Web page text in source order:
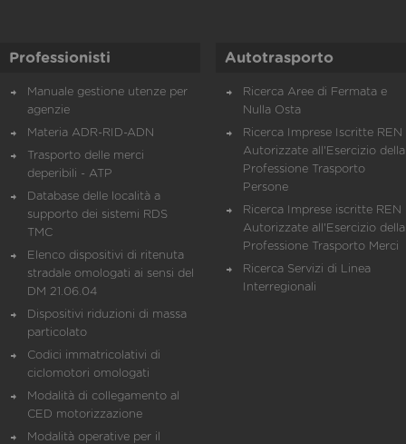
Professionisti
Manuale gestione utenze per
agenzie
Materia ADR-RID-ADN
Trasporto delle merci
deperibili - ATP
Database delle località a
supporto dei sistemi RDS
TMC
Elenco dispositivi di ritenuta
stradale omologati ai sensi del
DM 21.06.04
Dispositivi riduzioni di massa
particolato
Codici immatricolativi di
ciclomotori omologati
Modalità di collegamento al
CED motorizzazione
Modalità operative per il
Autotrasporto
Ricerca Aree di Fermata e
Nulla Osta
Ricerca Imprese Iscritte REN
Autorizzate all'Esercizio della
Professione Trasporto
Persone
Ricerca Imprese iscritte REN
Autorizzate all'Esercizio della
Professione Trasporto Merci
Ricerca Servizi di Linea
Interregionali